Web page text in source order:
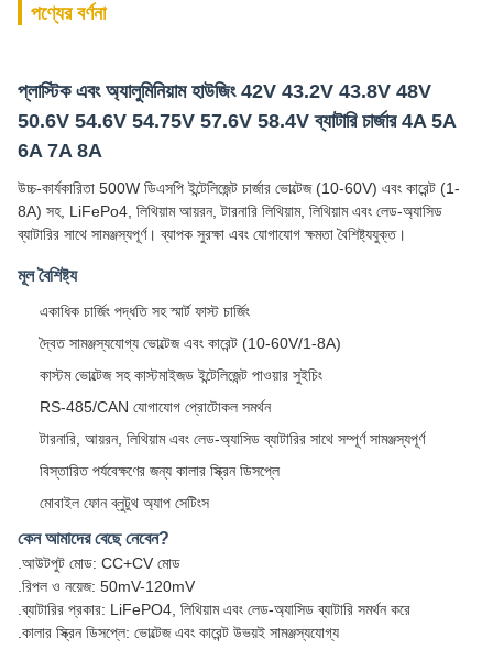
পণ্যের বর্ণনা
প্লাস্টিক এবং অ্যালুমিনিয়াম হাউজিং 42V 43.2V 43.8V 48V
50.6V 54.6V 54.75V 57.6V 58.4V ব্যাটারি চার্জার 4A 5A
6A 7A 8A
উচ্চ-কার্যকারিতা 500W ডিএসপি ইন্টেলিজেন্ট চার্জার ভোল্টেজ (10-60V) এবং কারেন্ট (1-
8A) সহ, LiFePo4, লিথিয়াম আয়রন, টারনারি লিথিয়াম, লিথিয়াম এবং লেড-অ্যাসিড
ব্যাটারির সাথে সামঞ্জস্যপূর্ণ। ব্যাপক সুরক্ষা এবং যোগাযোগ ক্ষমতা বৈশিষ্ট্যযুক্ত।
মূল বৈশিষ্ট্য
একাধিক চার্জিং পদ্ধতি সহ স্মার্ট ফাস্ট চার্জিং
দ্বৈত সামঞ্জস্যযোগ্য ভোল্টেজ এবং কারেন্ট (10-60V/1-8A)
কাস্টম ভোল্টেজ সহ কাস্টমাইজড ইন্টেলিজেন্ট পাওয়ার সুইচিং
RS-485/CAN যোগাযোগ প্রোটোকল সমর্থন
টারনারি, আয়রন, লিথিয়াম এবং লেড-অ্যাসিড ব্যাটারির সাথে সম্পূর্ণ সামঞ্জস্যপূর্ণ
বিস্তারিত পর্যবেক্ষণের জন্য কালার স্ক্রিন ডিসপ্লে
মোবাইল ফোন ব্লুটুথ অ্যাপ সেটিংস
কেন আমাদের বেছে নেবেন?
.আউটপুট মোড: CC+CV মোড
.রিপল ও নয়েজ: 50mV-120mV
.ব্যাটারির প্রকার: LiFePO4, লিথিয়াম এবং লেড-অ্যাসিড ব্যাটারি সমর্থন করে
.কালার স্ক্রিন ডিসপ্লে: ভোল্টেজ এবং কারেন্ট উভয়ই সামঞ্জস্যযোগ্য